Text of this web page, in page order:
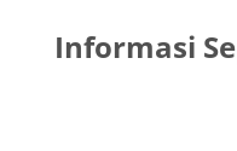
content
Informasi